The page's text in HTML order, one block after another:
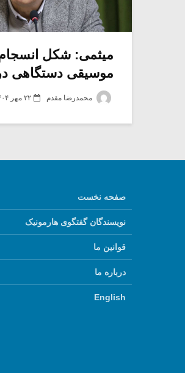
میثمی: شکل انسجام
موسیقی دستگاهی
محمدرضا مقدم ۲۲ مهر ۱۴۰۴
صفحه نخست
نویسندگان گفتگوی هارمونیک
قوانین ما
درباره ما
English